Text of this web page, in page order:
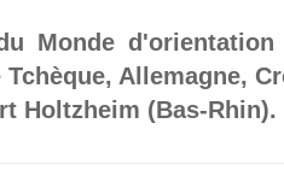
Monde
Allemagne,
Holtzheim (Bas-Rhin).